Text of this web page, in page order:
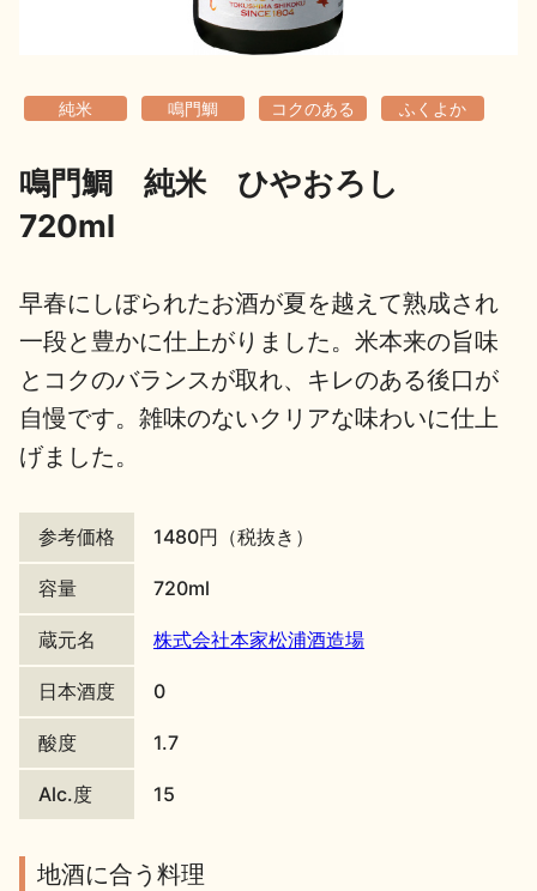
お楽しみコンテンツ
地酒川柳
日本酒の楽しみ方特集
地酒・イベント情報
純米 鳴門鯛 コクのある ふくよか
鳴門鯛 純米 ひやおろし
720ml
早春にしぼられたお酒が夏を越えて熟成され
一段と豊かに仕上がりました。米本来の旨味
とコクのバランスが取れ、キレのある後口が
自慢です。雑味のないクリアな味わいに仕上
げました。
参考価格 1480円（税抜き）
容量 720ml
蔵元名 株式会社本家松浦酒造場
日本酒度 0
酸度 1.7
Alc.度 15
地酒に合う料理